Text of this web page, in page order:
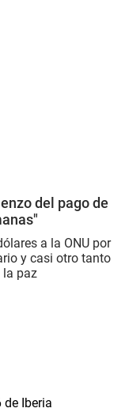
del pago de
a la ONU por
y casi otro tanto
la paz